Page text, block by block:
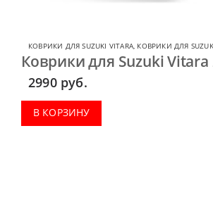
КОВРИКИ ДЛЯ SUZUKI VITARA, КОВРИКИ ДЛЯ
Коврики для Suzuki Vitara
2990 руб.
В КОРЗИНУ